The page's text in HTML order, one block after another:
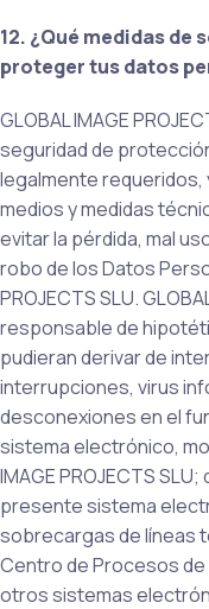
12. ¿Qué medidas
proteger tus datos
GLOBAL IMAGE
seguridad de
legalmente
medios y medidas
evitar la pérdida, mal
robo de los Datos
PROJECTS SLU.
responsable de
pudieran derivar de
interrupciones, virus
desconexiones en el
sistema electrónico,
IMAGE PROJECTS
presente sistema
sobrecargas de líneas
Centro de Procesos
otros sistemas